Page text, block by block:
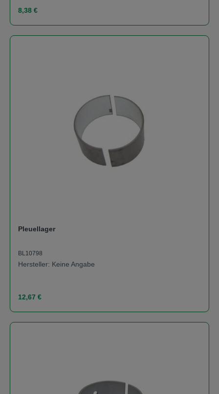
Regulärer Preis:
8,38 €
Pleuellager
BL10798
Hersteller: Keine Angabe
Regulärer Preis:
12,67 €